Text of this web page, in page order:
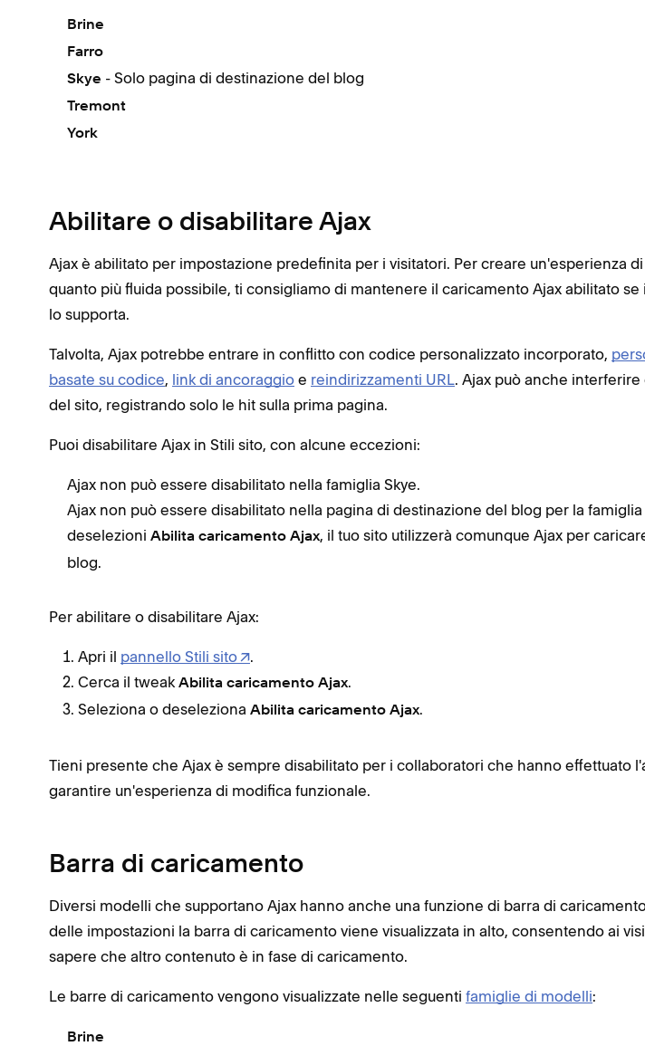
Brine
Farro
Skye - Solo pagina di destinazione del blog
Tremont
York
Abilitare o disabilitare Ajax
Ajax è abilitato per impostazione predefinita per i visitatori. Per creare un'esperienza
quanto più fluida possibile, ti consigliamo di mantenere il caricamento Ajax abilitato
lo supporta.
Talvolta, Ajax potrebbe entrare in conflitto con codice personalizzato incorporato,
basate su codice, link di ancoraggio e reindirizzamenti URL. Ajax può anche interferire
del sito, registrando solo le hit sulla prima pagina.
Puoi disabilitare Ajax in Stili sito, con alcune eccezioni:
Ajax non può essere disabilitato nella famiglia Skye.
Ajax non può essere disabilitato nella pagina di destinazione del blog per la famiglia
deselezioni Abilita caricamento Ajax, il tuo sito utilizzerà comunque Ajax per
blog.
Per abilitare o disabilitare Ajax:
Apri il pannello Stili sito
.
Cerca il tweak Abilita caricamento Ajax.
Seleziona o deseleziona Abilita caricamento Ajax.
Tieni presente che Ajax è sempre disabilitato per i collaboratori che hanno effettuato
garantire un'esperienza di modifica funzionale.
Barra di caricamento
Diversi modelli che supportano Ajax hanno anche una funzione di barra di
delle impostazioni la barra di caricamento viene visualizzata in alto, consentendo ai
sapere che altro contenuto è in fase di caricamento.
Le barre di caricamento vengono visualizzate nelle seguenti famiglie di modelli:
Brine